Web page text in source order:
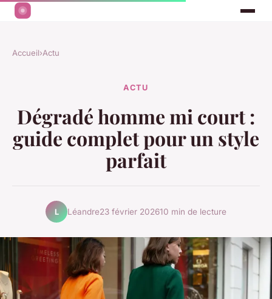
Accueil›Actu
ACTU
Dégradé homme mi court :
guide complet pour un style
parfait
L Léandre23 février 202610 min de lecture